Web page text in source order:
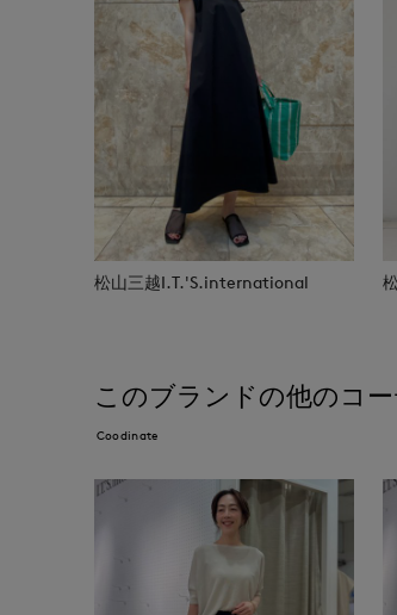
松山三越I.T.'S.international
このブランドの他のコ
Coodinate